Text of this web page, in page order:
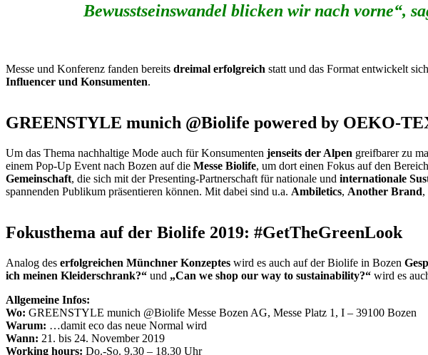
Bewusstseinswandel blicken wir nach vorne“,
Messe und Konferenz fanden bereits dreimal erfolgreich statt und das Format entwickelt
Influencer und Konsumenten.
GREENSTYLE munich @Biolife powered by OEKO-
Um das Thema nachhaltige Mode auch für Konsumenten jenseits der Alpen greifbarer zu
einem Pop-Up Event nach Bozen auf die Messe Biolife, um dort einen Fokus auf den
Gemeinschaft, die sich mit der Presenting-Partnerschaft für nationale und internationale
spannenden Publikum präsentieren können. Mit dabei sind u.a. Ambiletics, Another Brand,
Fokusthema auf der Biolife 2019: #GetTheGreenLook
Analog des erfolgreichen Münchner Konzeptes wird es auch auf der Biolife in Bozen
ich meinen Kleiderschrank?“ und „Can we shop our way to sustainability?“ wird es
Allgemeine Infos:
Wo: GREENSTYLE munich @Biolife Messe Bozen AG, Messe Platz 1, I – 39100 Bozen
Warum: …damit eco das neue Normal wird
Wann: 21. bis 24. November 2019
Working hours: Do.-So. 9.30 – 18.30 Uhr